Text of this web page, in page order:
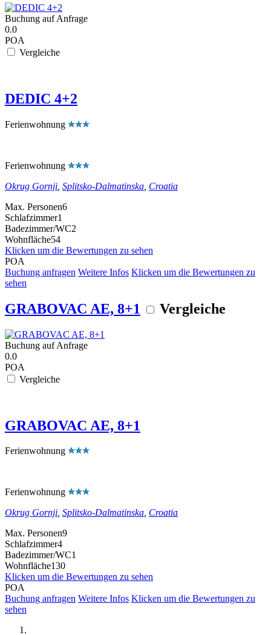
Buchung auf Anfrage
0.0
POA
Vergleiche
DEDIC 4+2
Ferienwohnung
Ferienwohnung
Okrug Gornji Splitsko-Dalmatinska Croatia
Max. Personen6
Schlafzimmer1
Badezimmer/WC2
Wohnfläche54
Klicken um die Bewertungen zu sehen
POA
Buchung anfragen Weitere Infos Klicken um die Bewertungen zu
sehen
GRABOVAC AE, 8+1 Vergleiche
Buchung auf Anfrage
0.0
POA
Vergleiche
GRABOVAC AE, 8+1
Ferienwohnung
Ferienwohnung
Okrug Gornji, Splitsko-Dalmatinska, Croatia
Max. Personen9
Schlafzimmer4
Badezimmer/WC1
Wohnfläche130
Klicken um die Bewertungen zu sehen
POA
Buchung anfragen Weitere Infos Klicken um die Bewertungen zu
sehen